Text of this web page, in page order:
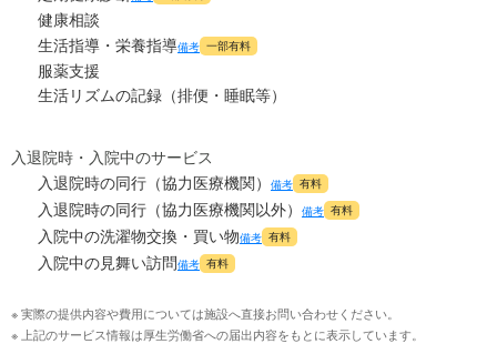
健康相談
生活指導・栄養指導備考 一部有料
服薬支援
生活リズムの記録（排便・睡眠等）
入退院時・入院中のサービス
入退院時の同行（協力医療機関） 備考 有料
入退院時の同行（協力医療機関以外） 備考 有料
入院中の洗濯物交換・買い物備考 有料
入院中の見舞い訪問備考 有料
※ 実際の提供内容や費用については施設へ直接お問い合わせください。
※ 上記のサービス情報は厚生労働省への届出内容をもとに表示しています。